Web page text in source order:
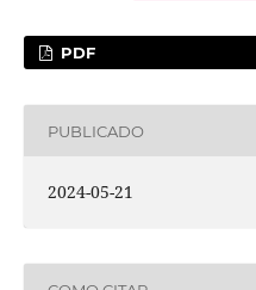
PDF
PUBLICADO
2024-05-21